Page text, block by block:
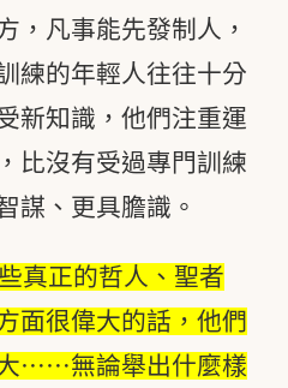
，凡事能先發制人，
練的年輕人往往十分
新知識，他們注重運
比沒有受過專門訓練
謀、更具膽識。
真正的哲人、聖者
面很偉大的話，他們
⋯⋯無論舉出什麼樣